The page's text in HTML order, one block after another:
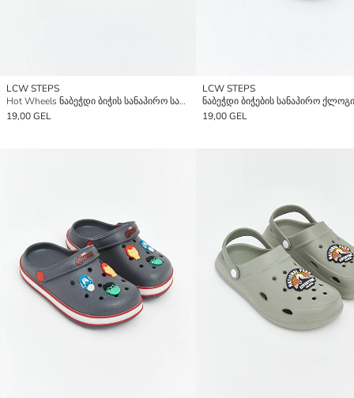
LCW STEPS
Hot Wheels ნაბეჭდი ბიჭის სანაპირო სანდალი
19,00 GEL
LCW STEPS
ნაბეჭდი ბიჭების სანაპირო ქლოგი
19,00 GEL